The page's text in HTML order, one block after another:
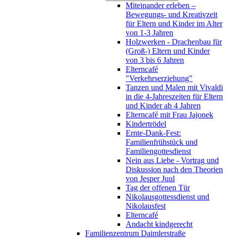
Miteinander erleben –
Bewegungs- und Kreativzeit
für Eltern und Kinder im Alter
von 1-3 Jahren
Holzwerken - Drachenbau für
(Groß-) Eltern und Kinder
von 3 bis 6 Jahren
Elterncafé
"Verkehrserziehung"
Tanzen und Malen mit Vivaldi
in die 4-Jahreszeiten für Eltern
und Kinder ab 4 Jahren
Elterncafé mit Frau Jajonek
Kindertrödel
Ernte-Dank-Fest:
Familienfrühstück und
Familiengottesdienst
Nein aus Liebe - Vortrag und
Diskussion nach den Theorien
von Jesper Juul
Tag der offenen Tür
Nikolausgottessdienst und
Nikolausfest
Elterncafé
Andacht kindgerecht
Familienzentrum Daimlerstraße